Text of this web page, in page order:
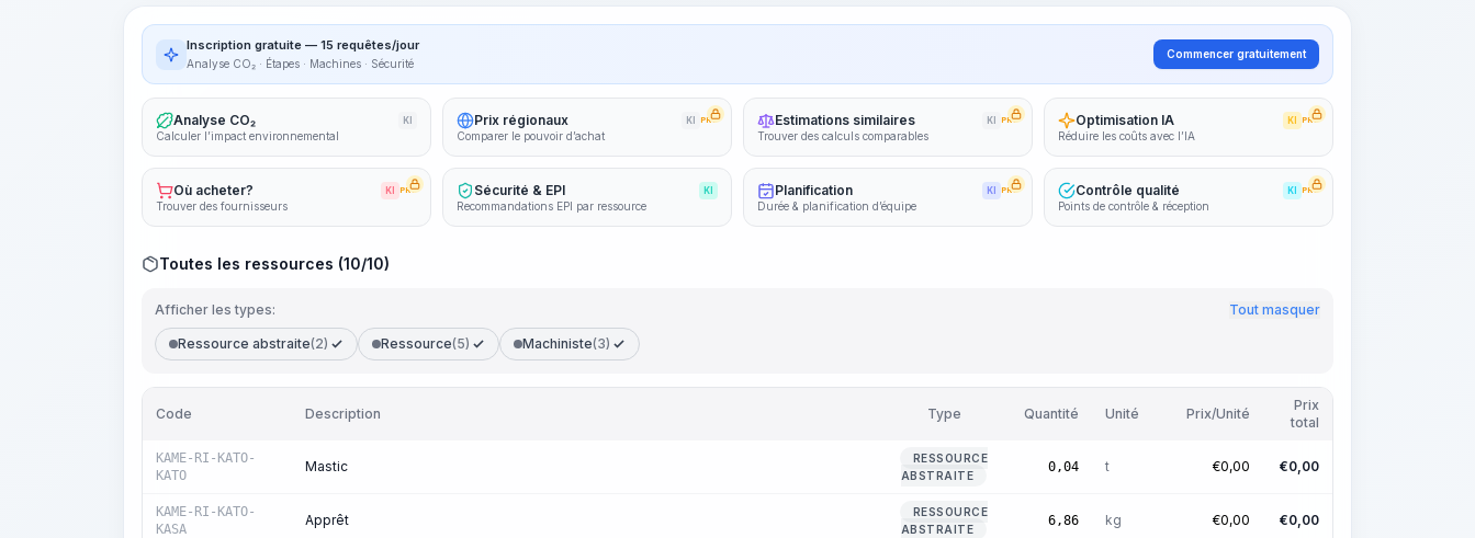
Inscription gratuite — 15 requêtes/jour
Analyse CO₂ · Étapes · Machines · Sécurité
Commencer gratuitement
Analyse CO₂ KI
Calculer l’impact environnemental
Prix régionaux KI PRO
Comparer le pouvoir d’achat
Estimations similaires KI PRO
Trouver des calculs comparables
Optimisation IA KI PRO
Réduire les coûts avec l’IA
Où acheter? KI PRO
Trouver des fournisseurs
Sécurité & EPI KI
Recommandations EPI par ressource
Planification KI PRO
Durée & planification d’équipe
Contrôle qualité KI PRO
Points de contrôle & réception
Toutes les ressources (10/10)
Afficher les types: Tout masquer
Ressource abstraite(2) Ressource(5) Machiniste(3)
Code Description Type Quantité Unité Prix/Unité
Prix
total
KAME-RI-KATO-
KATO
Mastic
RESSOURCE
ABSTRAITE
0,04 t €0,00 €0,00
KAME-RI-KATO-
KASA
Apprêt
RESSOURCE
ABSTRAITE
6,86 kg €0,00 €0,00